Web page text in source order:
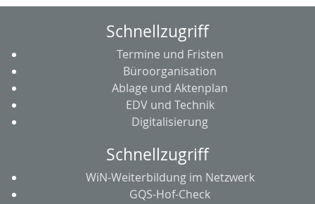
Schnellzugriff
Termine und Fristen
Büroorganisation
Ablage und Aktenplan
EDV und Technik
Digitalisierung
Schnellzugriff
WiN-Weiterbildung im Netzwerk
GQS-Hof-Check